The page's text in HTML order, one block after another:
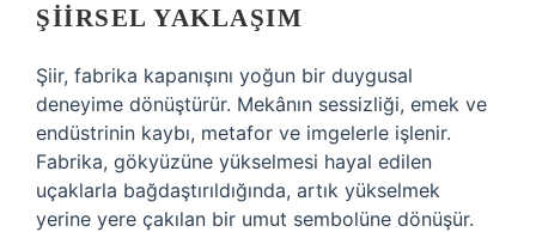
ŞIIRSEL YAKLAŞIM
Şiir, fabrika kapanışını yoğun bir duygusal
deneyime dönüştürür. Mekânın sessizliği, emek ve
endüstrinin kaybı, metafor ve imgelerle işlenir.
Fabrika, gökyüzüne yükselmesi hayal edilen
uçaklarla bağdaştırıldığında, artık yükselmek
yerine yere çakılan bir umut sembolüne dönüşür.